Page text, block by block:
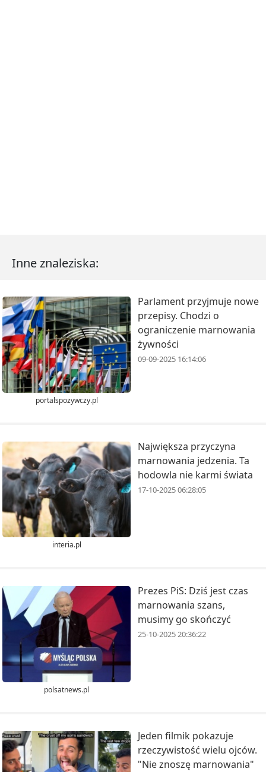
Inne znaleziska:
portalspozywczy.pl
Parlament przyjmuje nowe
przepisy. Chodzi o
ograniczenie marnowania
żywności
09-09-2025 16:14:06
interia.pl
Największa przyczyna
marnowania jedzenia. Ta
hodowla nie karmi świata
17-10-2025 06:28:05
polsatnews.pl
Prezes PiS: Dziś jest czas
marnowania szans,
musimy go skończyć
25-10-2025 20:36:22
Jeden filmik pokazuje
rzeczywistość wielu ojców.
"Nie znoszę marnowania"